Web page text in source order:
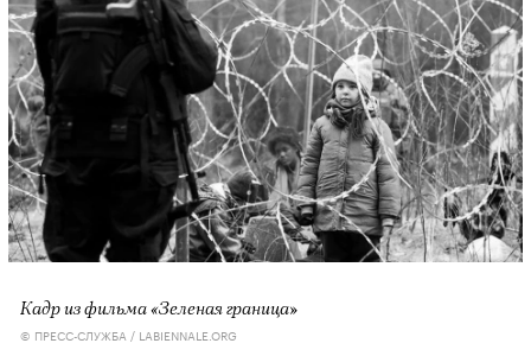
Кадр из фильма «Зеленая граница»
© ПРЕСС-СЛУЖБА / LABIENNALE.ORG